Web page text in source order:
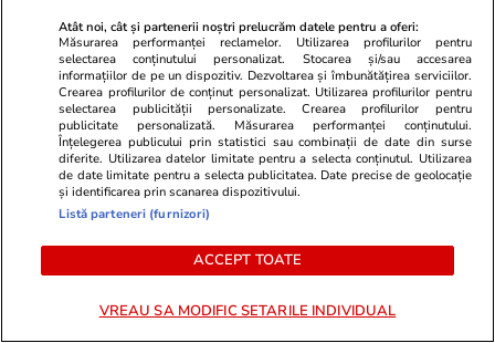
Fanatik.ro
Marius Croitoru, înjurat ca la ușa
cortului de Zoran Mitrov în
Botoșani – Rapid!? Reacția
fotbalistului la flash-interviu și
răspunsul antrenorului: „Sunt
Spotmedia.ro
Cum ne
Atât noi, cât și partenerii noștri prelucrăm datele pentru a oferi:
Măsurarea performanței reclamelor. Utilizarea profilurilor pentru
selectarea conținutului personalizat. Stocarea și/sau accesarea
informațiilor de pe un dispozitiv. Dezvoltarea și îmbunătățirea serviciilor.
Crearea profilurilor de conținut personalizat. Utilizarea profilurilor pentru
selectarea publicității personalizate. Crearea profilurilor pentru
publicitate personalizată. Măsurarea performanței conținutului.
Înțelegerea publicului prin statistici sau combinații de date din surse
diferite. Utilizarea datelor limitate pentru a selecta conținutul. Utilizarea
de date limitate pentru a selecta publicitatea. Date precise de geolocație
și identificarea prin scanarea dispozitivului.
Listă parteneri (furnizori)
ACCEPT TOATE
VREAU SA MODIFIC SETARILE INDIVIDUAL